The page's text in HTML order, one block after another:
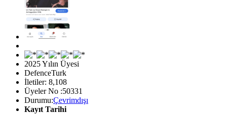
2025 Yılın Üyesi
DefenceTurk
İletiler: 8,108
Üyeler No :50331
Durumu:Çevrimdışı
Kayıt Tarihi